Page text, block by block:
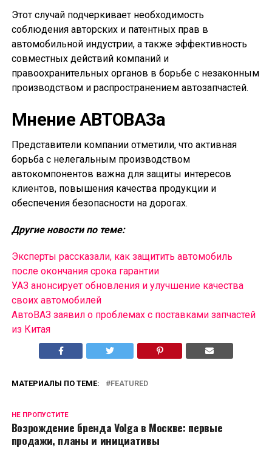
Этот случай подчеркивает необходимость
соблюдения авторских и патентных прав в
автомобильной индустрии, а также эффективность
совместных действий компаний и
правоохранительных органов в борьбе с незаконным
производством и распространением автозапчастей.
Мнение АВТОВАЗа
Представители компании отметили, что активная
борьба с нелегальным производством
автокомпонентов важна для защиты интересов
клиентов, повышения качества продукции и
обеспечения безопасности на дорогах.
Другие новости по теме:
Эксперты рассказали, как защитить автомобиль
после окончания срока гарантии
УАЗ анонсирует обновления и улучшение качества
своих автомобилей
АвтоВАЗ заявил о проблемах с поставками запчастей
из Китая
МАТЕРИАЛЫ ПО ТЕМЕ: FEATURED
НЕ ПРОПУСТИТЕ
Возрождение бренда Volga в Москве: первые
продажи, планы и инициативы